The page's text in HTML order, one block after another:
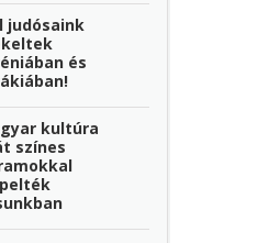
judósaink
és
kultúra
színes